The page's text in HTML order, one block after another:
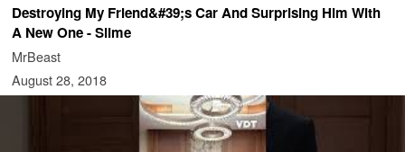
Destroying My Friend&#39;s Car And Surprising Him With
A New One - Slime
MrBeast
August 28, 2018